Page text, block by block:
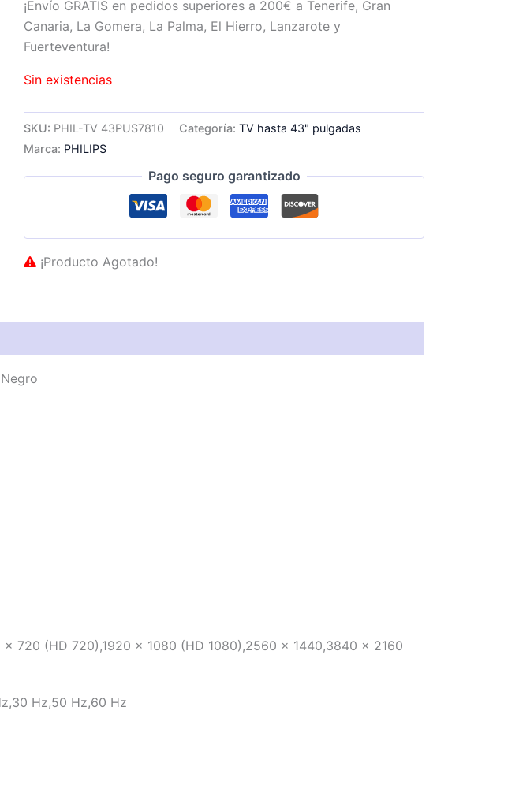
¡Envío GRATIS en pedidos superiores a 200€ a Tenerife, Gran
Canaria, La Gomera, La Palma, El Hierro, Lanzarote y
Fuerteventura!
Sin existencias
SKU: PHIL-TV 43PUS7810 Categoría:TV hasta 43" pulgadas
Marca: PHILIPS
Pago seguro garantizado
¡Producto Agotado!
720 (HD 720),1920 x 1080 (HD 1080),2560 x 1440,3840 x 2160
Hz,50 Hz,60 Hz